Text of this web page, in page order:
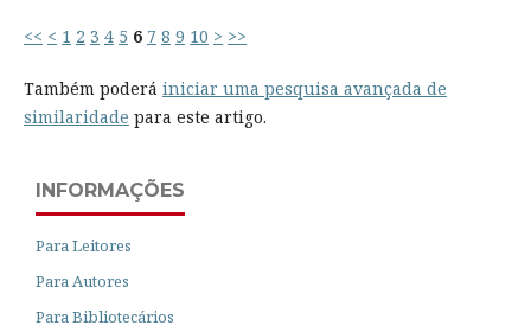
<< < 1 2 3 4 5 6 7 8 9 10 > >>
Também poderá iniciar uma pesquisa avançada de
similaridade para este artigo.
INFORMAÇÕES
Para Leitores
Para Autores
Para Bibliotecários